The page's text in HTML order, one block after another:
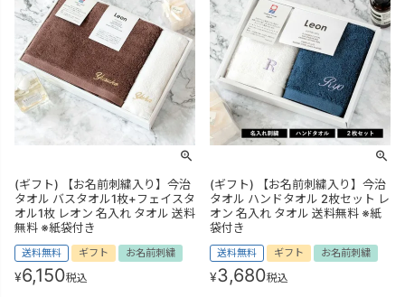
(ギフト) 【お名前刺繍入り】今治
タオル バスタオル1枚+フェイスタ
オル1枚 レオン 名入れ タオル 送料
無料 ※紙袋付き
送料無料 ギフト お名前刺繍
¥6,150税込
(ギフト) 【お名前刺繍入り】今治
タオル ハンドタオル 2枚セット レ
オン 名入れ タオル 送料無料 ※紙
袋付き
送料無料 ギフト お名前刺繍
¥3,680税込